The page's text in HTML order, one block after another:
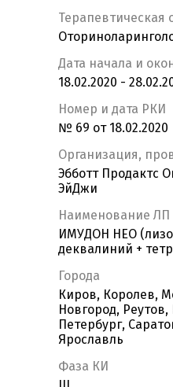
Терапевтическая
Дата начала и
18.02.2020 -
Номер и дата РКИ
№ 69 от 18.02.2020
Организация,
Эбботт Продактс
ЭйДжи
Наименование ЛП
ИМУДОН НЕО
деквалиний +
Города
Киров, Королев,
Новгород,
Петербург,
Ярославль
Фаза КИ